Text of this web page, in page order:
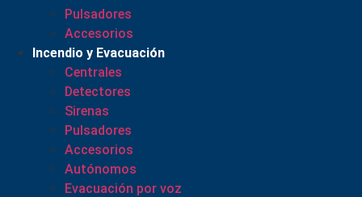
Pulsadores
Accesorios
Incendio y Evacuación
Centrales
Detectores
Sirenas
Pulsadores
Accesorios
Autónomos
Evacuación por voz